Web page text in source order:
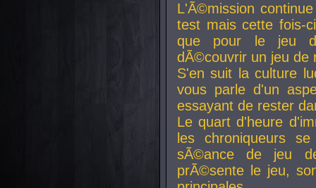
L'Ã©mission
test mais cette fois-
que pour le jeu
dÃ©couvrir un jeu de
S'en suit la culture
vous parle d'un
essayant de rester
Le quart d'heure
les chroniqueurs
sÃ©ance de jeu
prÃ©sente le jeu,